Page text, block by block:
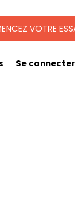
Se connecter
VOTRE